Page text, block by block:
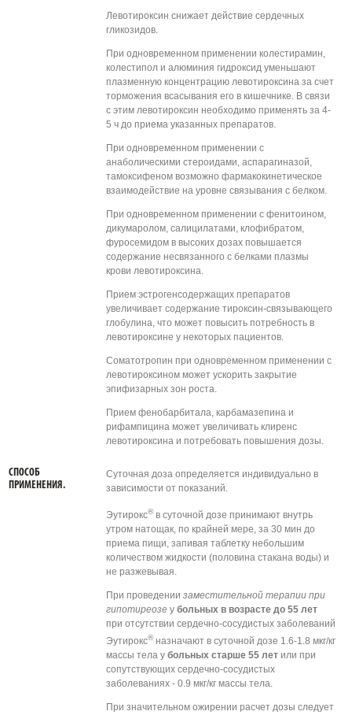
Левотироксин снижает действие сердечных
гликозидов.
При одновременном применении колестирамин,
колестипол и алюминия гидроксид уменьшают
плазменную концентрацию левотироксина за счет
торможения всасывания его в кишечнике. В связи
с этим левотироксин необходимо применять за 4-
5 ч до приема указанных препаратов.
При одновременном применении с
анаболическими стероидами, аспарагиназой,
тамоксифеном возможно фармакокинетическое
взаимодействие на уровне связывания с белком.
При одновременном применении с фенитоином,
дикумаролом, салицилатами, клофибратом,
фуросемидом в высоких дозах повышается
содержание несвязанного с белками плазмы
крови левотироксина.
Прием эстрогенсодержащих препаратов
увеличивает содержание тироксин-связывающего
глобулина, что может повысить потребность в
левотироксине у некоторых пациентов.
Соматотропин при одновременном применении с
левотироксином может ускорить закрытие
эпифизарных зон роста.
Прием фенобарбитала, карбамазепина и
рифампицина может увеличивать клиренс
левотироксина и потребовать повышения дозы.
СПОСОБ
ПРИМЕНЕНИЯ.
Суточная доза определяется индивидуально в
зависимости от показаний.
Эутирокс®в суточной дозе принимают внутрь
утром натощак, по крайней мере, за 30 мин до
приема пищи, запивая таблетку небольшим
количеством жидкости (половина стакана воды) и
не разжевывая.
При проведении заместительной терапии при
гипотиреозеу больных в возрасте до 55 лет
при отсутствии сердечно-сосудистых заболеваний
Эутирокс®назначают в суточной дозе 1.6-1.8 мкг/кг
массы тела у больных старше 55 летили при
сопутствующих сердечно-сосудистых
заболеваниях - 0.9 мкг/кг массы тела.
При значительном ожирении расчет дозы следует